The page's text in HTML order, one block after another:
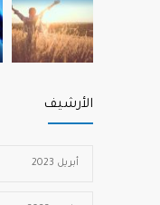
الأرشيف
أبريل 2023